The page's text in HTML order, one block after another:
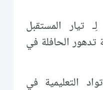
تيار المستقبل
الحافلة في
التعليمية في